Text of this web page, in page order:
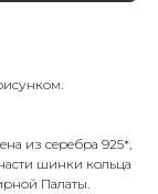
из серебра 925*,
шинки кольца
Палаты.